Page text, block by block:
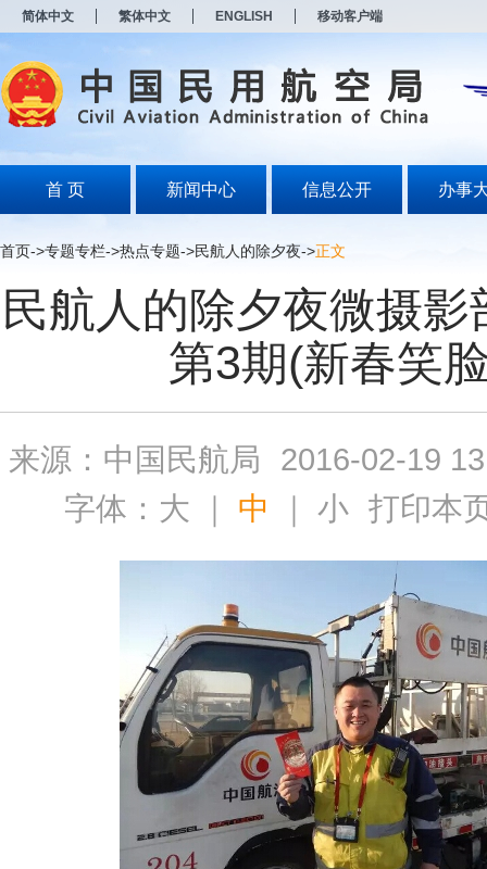
简体中文 繁体中文 ENGLISH 移动客户端
首 页 新闻中心 信息公开 办事
首页->专题专栏->热点专题->民航人的除夕夜->正文
民航人的除夕夜微摄影
第3期(新春笑
来源：中国民航局
2016-02-19
字体： 大 ｜ 中 ｜小 打印本
打
开
无
障
说
按
Alt
波
浪
盲
式